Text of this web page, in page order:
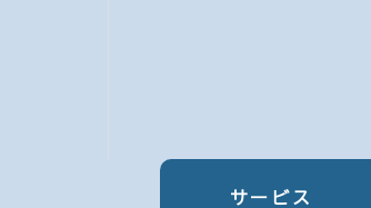
サービス